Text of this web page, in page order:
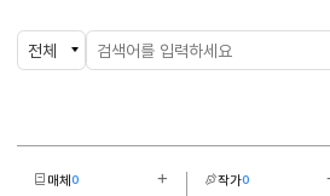
매체0 작가0